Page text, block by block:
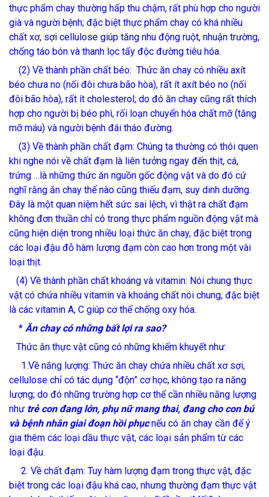
thực phẩm chay thường hấp thu chậm, rất phù hợp cho người
già và người bệnh; đặc biệt thực phẩm chay có khá nhiều
chất xơ, sợi cellulose giúp tăng nhu động ruột, nhuận trường,
chống táo bón và thanh lọc tẩy độc đường tiêu hóa.
(2) Về thành phần chất béo: Thức ăn chay có nhiều axít
béo chưa no (nối đôi chưa bão hòa), rất ít axít béo no (nối
đôi bão hòa), rất ít cholesterol; do đó ăn chay cũng rất thích
hợp cho người bị béo phì, rối loạn chuyển hóa chất mỡ (tăng
mỡ máu) và người bệnh đái tháo đường.
(3) Về thành phần chất đạm: Chúng ta thường có thói quen
khi nghe nói về chất đạm là liên tưởng ngay đến thịt, cá,
trứng …là những thức ăn nguồn gốc động vật và do đó cứ
nghĩ rằng ăn chay thế nào cũng thiếu đạm, suy dinh dưỡng.
Đây là một quan niệm hết sức sai lệch, vì thật ra chất đạm
không đơn thuần chỉ có trong thực phẩm nguồn động vật mà
cũng hiện diện trong nhiều loại thức ăn chay, đặc biệt trong
các loại đậu đỗ hàm lượng đạm còn cao hơn trong một vài
loại thịt.
(4) Về thành phần chất khoáng và vitamin: Nói chung thực
vật có chứa nhiều vitamin và khoáng chất nói chung, đặc biệt
là các vitamin A, C giúp cơ thể chống oxy hóa.
* Ăn chay có những bất lợi ra sao?
Thức ăn thực vật cũng có những khiếm khuyết như:
1.Về năng lượng: Thức ăn chay chứa nhiều chất xơ sợi,
cellulose chỉ có tác dụng “độn” cơ học, không tạo ra năng
lượng; do đó những trường hợp cơ thể cần nhiều năng lượng
như trẻ con đang lớn, phụ nữ mang thai, đang cho con bú
và bệnh nhân giai đoạn hồi phụcnếu có ăn chay cần để ý
gia thêm các loại dầu thực vật, các loại sản phẩm từ các
loại đậu.
2. Về chất đạm: Tuy hàm lượng đạm trong thực vật, đặc
biệt trong các loại đậu khá cao, nhưng thường đạm thực vật